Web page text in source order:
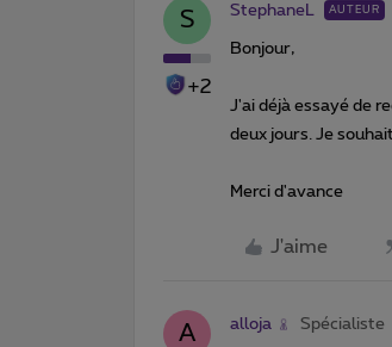
S
+2
StephaneL AUTEUR
Bonjour,
J'ai déjà essayé de
deux jours. Je
Merci d'avance
J'aime
A alloja Spécialiste